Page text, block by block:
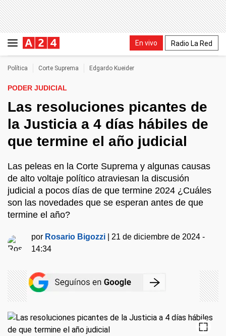
En vivo Radio La Red
Política Corte Suprema Edgardo Kueider
PODER JUDICIAL
Las resoluciones picantes de
la Justicia a 4 días hábiles de
que termine el año judicial
Las peleas en la Corte Suprema y algunas causas
de alto voltaje político atraviesan la discusión
judicial a pocos días de que termine 2024 ¿Cuáles
son las novedades que se esperan antes de que
termine el año?
por Rosario Bigozzi
21 de diciembre de 2024 -
14:34